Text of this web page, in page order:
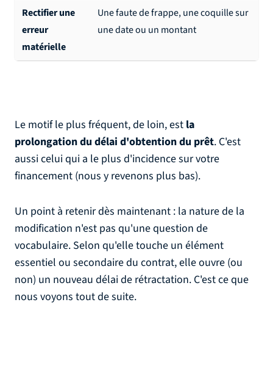
Rectifier une
erreur
matérielle
Une faute de frappe, une coquille sur
une date ou un montant
Le motif le plus fréquent, de loin, est la
prolongation du délai d'obtention du prêt. C'est
aussi celui qui a le plus d'incidence sur votre
financement (nous y revenons plus bas).
Un point à retenir dès maintenant : la nature de la
modification n'est pas qu'une question de
vocabulaire. Selon qu'elle touche un élément
essentiel ou secondaire du contrat, elle ouvre (ou
non) un nouveau délai de rétractation. C'est ce que
nous voyons tout de suite.